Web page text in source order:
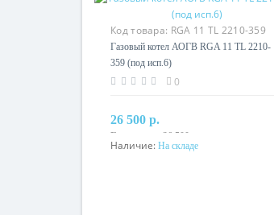
Код товара: RGA 11 TL 2210-359
(под исп.6)
Газовый котел АОГВ RGA 11 TL 2210-
359 (под исп.6)
0
26 500 р.
Без налога: 26 500 р.
В корзину
Наличие: На складе